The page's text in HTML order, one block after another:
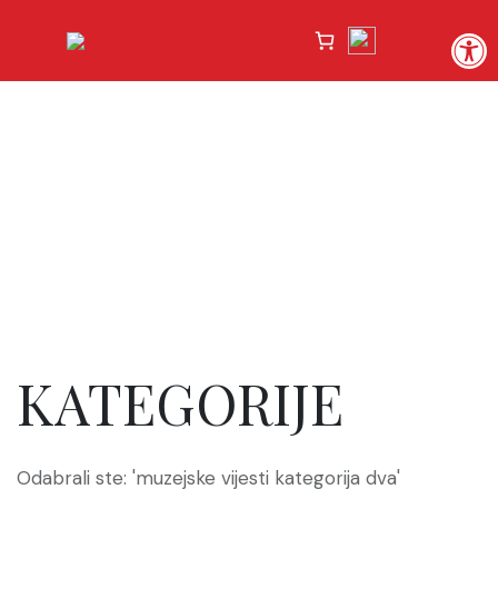
KATEGORIJE
Odabrali ste: 'muzejske vijesti kategorija dva'